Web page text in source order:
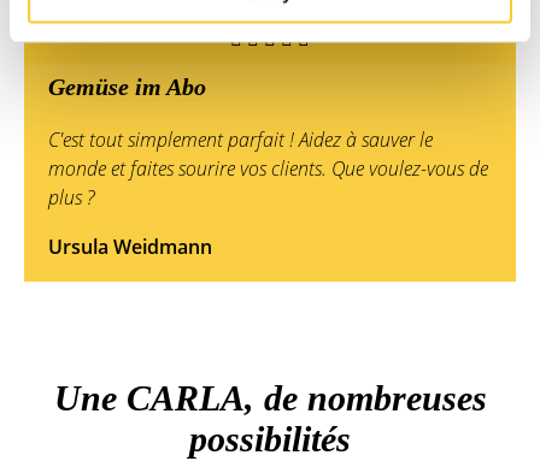
Frank Stiekema
Gemüse im Abo
C'est tout simplement parfait ! Aidez à sauver le
monde et faites sourire vos clients. Que voulez-vous de
plus ?
Ursula Weidmann
Une CARLA, de nombreuses
possibilités